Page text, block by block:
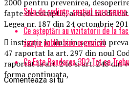
2000 pentru prevenirea,
fapte de coruptie, articol
Legea nr. 187 din 24 octombrie
 instigare la abuz in serviciu
47 raportat la art. 297 din noul
raportat la art. 246 si art. 248 din
forma continuata,
Sala de ședințe, spațiul care
Ce așteptări au vizitatorii de la
spațiu public bine organizat
Ce Este Randarea 3D? Tot ce
Comenteaza si tu